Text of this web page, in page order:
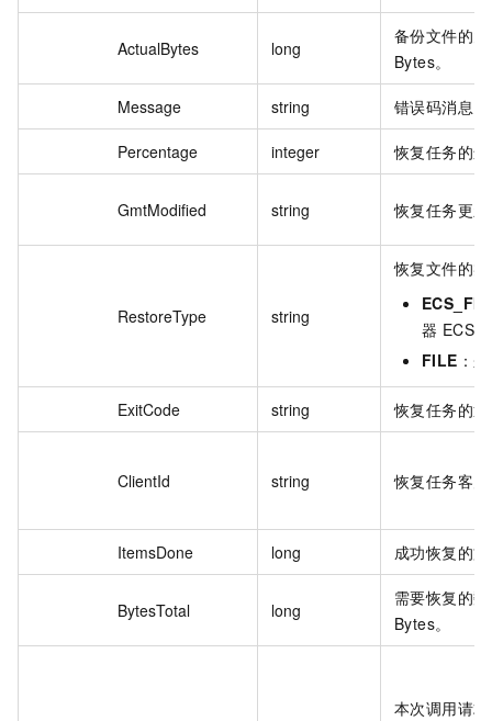
ActualBytes long
备份文件的
Bytes。
Message string 错误码消息。
Percentage integer 恢复任务的
GmtModified string 恢复任务更
RestoreType string
恢复文件的
器 ECS
FILE ：
ExitCode string 恢复任务的
ClientId string 恢复任务客
ItemsDone long 成功恢复的
BytesTotal long
需要恢复的
Bytes。
本次调用请